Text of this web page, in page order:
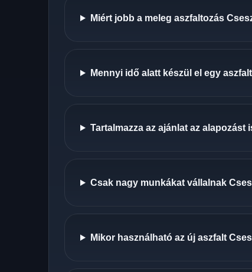
Miért jobb a meleg aszfaltozás
Mennyi idő alatt készül el egy
Tartalmazza az ajánlat az alapozást
Csak nagy munkákat vállalnak
Mikor használható az új aszfalt